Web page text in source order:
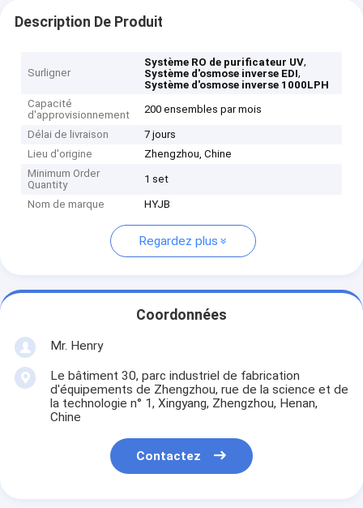
Description De Produit
Surligner
Système RO de purificateur UV,
Système d'osmose inverse EDI,
Système d'osmose inverse 1000LPH
Capacité
d'approvisionnement
200 ensembles par mois
Délai de livraison
7 jours
Lieu d'origine
Zhengzhou, Chine
Minimum Order
Quantity
1 set
Nom de marque HYJB
Regardez plus
Coordonnées
Mr. Henry
Le bâtiment 30, parc industriel de fabrication
d'équipements de Zhengzhou, rue de la science et de
la technologie n° 1, Xingyang, Zhengzhou, Henan,
Chine
Contactez